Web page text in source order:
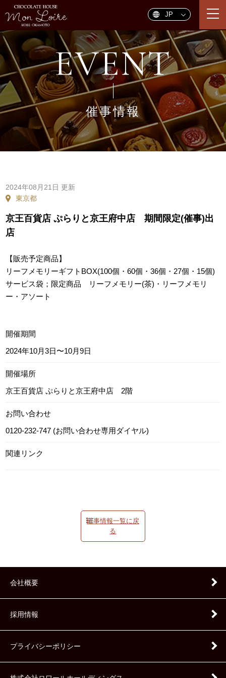
EVENT
催事情報
2024年08月21日 更新
東京都
京王百貨店 ぷらりと京王府中店 期間限定(催事)出
店
【販売予定商品】
リーフメモリーギフトBOX(100個・60個・36個・27個・15個)
サービス袋；限定商品 リーフメモリー(茶)・リーフメモリ
ー・アソート
開催期間
2024年10月3日〜10月9日
開催場所
京王百貨店 ぷらりと京王府中店 2階
お問い合わせ
0120-232-747 (お問い合わせ専用ダイヤル)
関連リンク
催事情報一覧に戻
る
会社概要
採用情報
プライバシーポリシー